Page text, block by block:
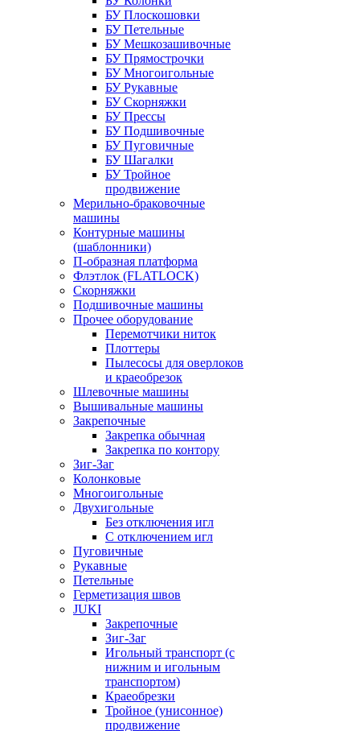
БУ Плоскошовки
БУ Петельные
БУ Мешкозашивочные
БУ Прямострочки
БУ Многоигольные
БУ Рукавные
БУ Скорняжки
БУ Прессы
БУ Подшивочные
БУ Пуговичные
БУ Шагалки
БУ Тройное
продвижение
Мерильно-браковочные
машины
Контурные машины
(шаблонники)
П-образная платформа
Флэтлок (FLATLOCK)
Скорняжки
Подшивочные машины
Прочее оборудование
Перемотчики ниток
Плоттеры
Пылесосы для оверлоков
и краеобрезок
Шлевочные машины
Вышивальные машины
Закрепочные
Закрепка обычная
Закрепка по контору
Зиг-Заг
Колонковые
Многоигольные
Двухигольные
Без отключения игл
С отключением игл
Пуговичные
Рукавные
Петельные
Герметизация швов
JUKI
Закрепочные
Зиг-Заг
Игольный транспорт (с
нижним и игольным
транспортом)
Краеобрезки
Тройное (унисонное)
продвижение